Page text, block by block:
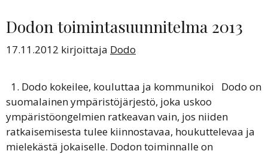
Dodon toimintasuunnitelma 2013
17.11.2012 kirjoittaja Dodo
1. Dodo kokeilee, kouluttaa ja kommunikoi Dodo on
suomalainen ympäristöjärjestö, joka uskoo
ympäristöongelmien ratkeavan vain, jos niiden
ratkaisemisesta tulee kiinnostavaa, houkuttelevaa ja
mielekästä jokaiselle. Dodon toiminnalle on